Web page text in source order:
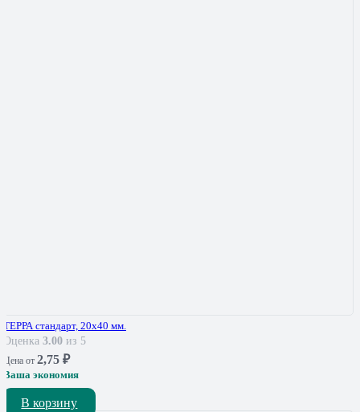
ТЕРРА стандарт, 20х40 мм.
Оценка 3.00 из 5
Цена от 2,75 ₽
Ваша экономия
В корзину